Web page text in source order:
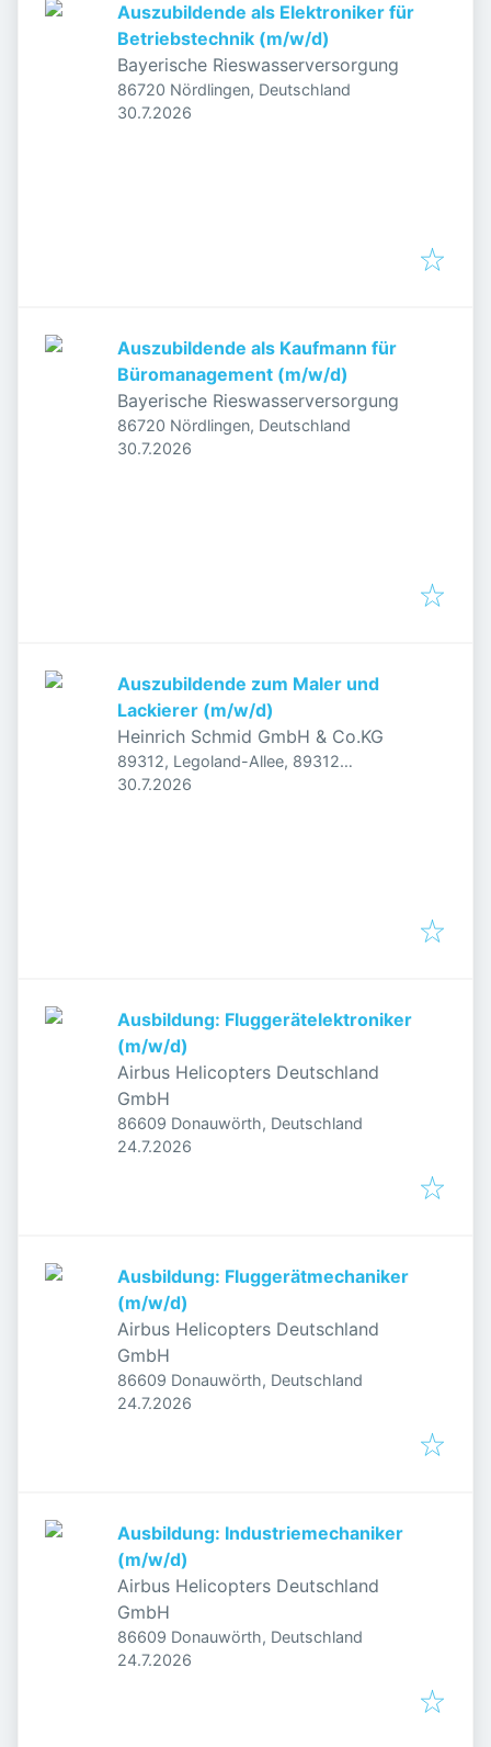
Auszubildende als Elektroniker für
Betriebstechnik (m/w/d)
Bayerische Rieswasserversorgung
86720 Nördlingen, Deutschland
Veröffentlicht
30.7.2026
Auszubildende als Kaufmann für
Büromanagement (m/w/d)
Bayerische Rieswasserversorgung
86720 Nördlingen, Deutschland
Veröffentlicht
30.7.2026
Auszubildende zum Maler und
Lackierer (m/w/d)
Heinrich Schmid GmbH & Co.KG
89312, Legoland-Allee, 89312
Günzburg, Deutschland
Veröffentlicht
30.7.2026
Ausbildung: Fluggerätelektroniker
(m/w/d)
Airbus Helicopters Deutschland
GmbH
86609 Donauwörth, Deutschland
Veröffentlicht
24.7.2026
Ausbildung: Fluggerätmechaniker
(m/w/d)
Airbus Helicopters Deutschland
GmbH
86609 Donauwörth, Deutschland
Veröffentlicht
24.7.2026
Ausbildung: Industriemechaniker
(m/w/d)
Airbus Helicopters Deutschland
GmbH
86609 Donauwörth, Deutschland
Veröffentlicht
24.7.2026